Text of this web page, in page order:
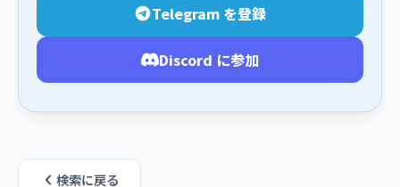
Telegram を登録
Discord に参加
検索に戻る